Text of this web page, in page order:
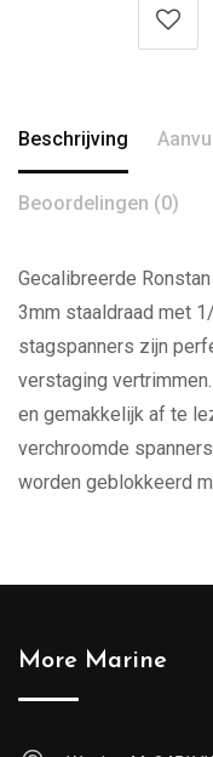
Beschrijving
Beoordelingen (0)
Gecalibreerde
3mm staaldraad met
stagspanners zijn
verstaging
en gemakkelijk af te
verchroomde
worden geblokkeerd
More Marine